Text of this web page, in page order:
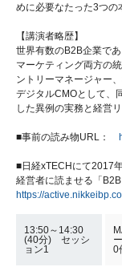
めに必要なたった3つの
【講演者略歴】
世界有数のB2B企業で
マーケティング両方の
ントリーマネージャー
デジタルCMOとして、
した異例の実務と経営
■事前の読み物URL：
■日経xTECHにて2017
経営者に読ませる「
https://
13:50～14:30
(40分) セッシ
ョン1
0